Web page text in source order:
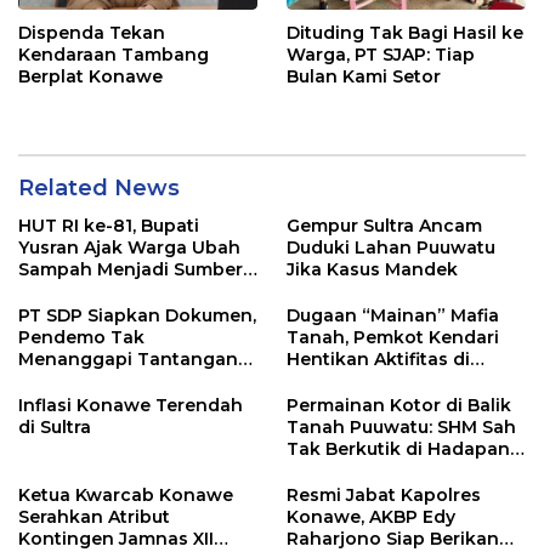
Dispenda Tekan
Kendaraan Tambang
Berplat Konawe
Dituding Tak Bagi Hasil ke
Warga, PT SJAP: Tiap
Bulan Kami Setor
Related News
HUT RI ke-81, Bupati
Yusran Ajak Warga Ubah
Sampah Menjadi Sumber
Gempur Sultra Ancam
Duduki Lahan Puuwatu
Jika Kasus Mandek
PT SDP Siapkan Dokumen,
Pendemo Tak
Menanggapi Tantangan
Dugaan “Mainan” Mafia
Tanah, Pemkot Kendari
Hentikan Aktifitas di
Inflasi Konawe Terendah
di Sultra
Permainan Kotor di Balik
Tanah Puuwatu: SHM Sah
Tak Berkutik di Hadapan
Ketua Kwarcab Konawe
Serahkan Atribut
Kontingen Jamnas XII
Resmi Jabat Kapolres
Konawe, AKBP Edy
Raharjono Siap Berikan